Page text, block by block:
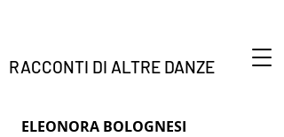
RACCONTI DI ALTRE DANZE
ELEONORA BOLOGNESI